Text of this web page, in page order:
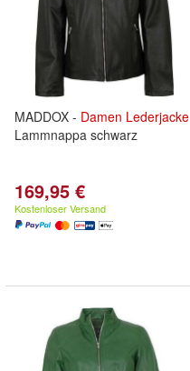
MADDOX - Damen Lederjacke
Lammnappa schwarz
169,95 €
Kostenloser Versand